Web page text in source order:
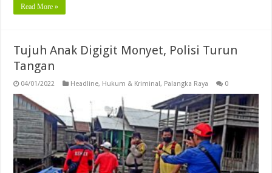
Read More »
Tujuh Anak Digigit Monyet, Polisi Turun
Tangan
04/01/2022 Headline, Hukum & Kriminal, Palangka Raya 0